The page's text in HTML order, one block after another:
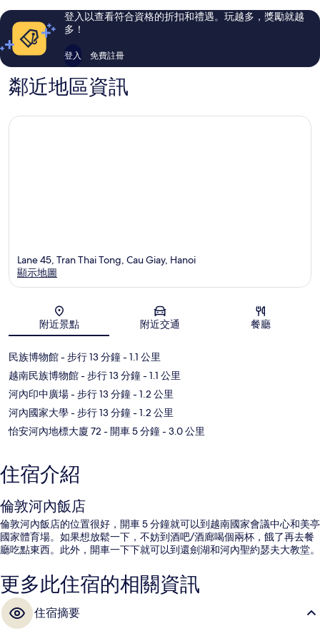
評
論
評
論
登入以查看符合資格的折扣和禮遇。玩越多，獎勵就越
多！
登入 免費註冊
鄰近地區資訊
地圖
Lane 45, Tran Thai Tong, Cau Giay, Hanoi
顯示地圖
附近景點 附近交通 餐廳
民族博物館- 步行 13 分鐘- 1.1 公里
越南民族博物館- 步行 13 分鐘- 1.1 公里
河內印中廣場- 步行 13 分鐘- 1.2 公里
河內國家大學- 步行 13 分鐘- 1.2 公里
怡安河內地標大廈 72 - 開車 5 分鐘- 3.0 公里
住宿介紹
倫敦河內飯店
倫敦河內飯店的位置很好，開車 5 分鐘就可以到越南國家會議中心和美亭
國家體育場。如果想放鬆一下，不妨到酒吧/酒廊喝個兩杯，餓了再去餐
廳吃點東西。此外，開車一下下就可以到還劍湖和河內聖約瑟夫大教堂。
更多此住宿的相關資訊
住宿摘要